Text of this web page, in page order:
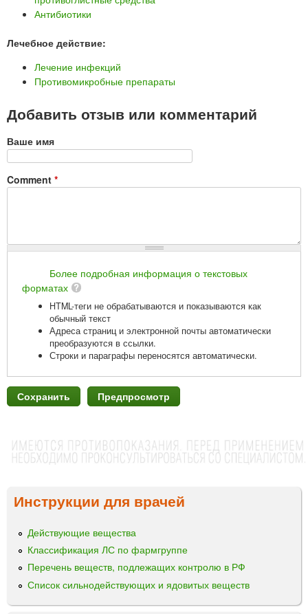
Антибиотики
Лечебное действие:
Лечение инфекций
Противомикробные препараты
Добавить отзыв или комментарий
Ваше имя
Comment *
Более подробная информация о текстовых
форматах
HTML-теги не обрабатываются и показываются как
обычный текст
Адреса страниц и электронной почты автоматически
преобразуются в ссылки.
Строки и параграфы переносятся автоматически.
Инструкции для врачей
Действующие вещества
Классификация ЛС по фармгруппе
Перечень веществ, подлежащих контролю в РФ
Список сильнодействующих и ядовитых веществ